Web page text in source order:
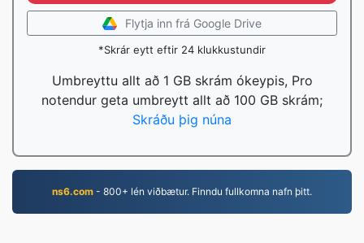
Flytja inn frá Google Drive
*Skrár eytt eftir 24 klukkustundir
Umbreyttu allt að 1 GB skrám ókeypis, Pro
notendur geta umbreytt allt að 100 GB skrám;
Skráðu þig núna
ns6.com - 800+ lén viðbætur. Finndu fullkomna nafn þitt.